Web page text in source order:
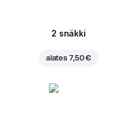
2 snäkki
alates 7,50 €